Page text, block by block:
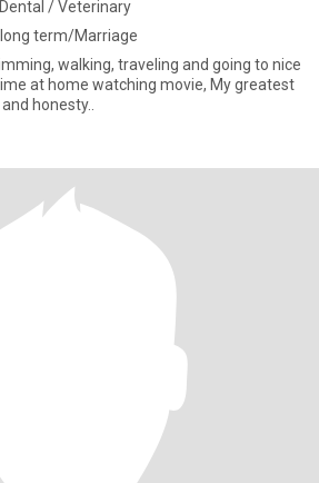
/ Veterinary
term/Marriage
walking, traveling and going to nice
at home watching movie, My greatest
honesty..